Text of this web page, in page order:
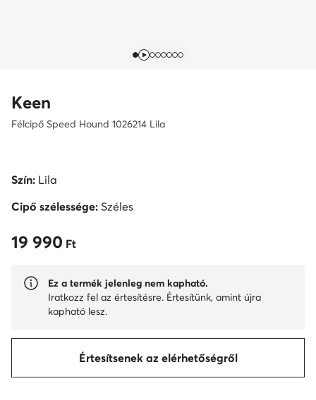
Keen
Félcipő Speed Hound 1026214 Lila
Szín: Lila
Cipő szélessége: Széles
19 990 Ft
19 990 Ft
Ez a termék jelenleg nem kapható.
Iratkozz fel az értesítésre. Értesítünk, amint újra
kapható lesz.
Értesítsenek az elérhetőségről